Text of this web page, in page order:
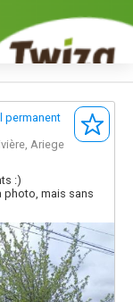
permanent
Ariege
:)
photo, mais sans